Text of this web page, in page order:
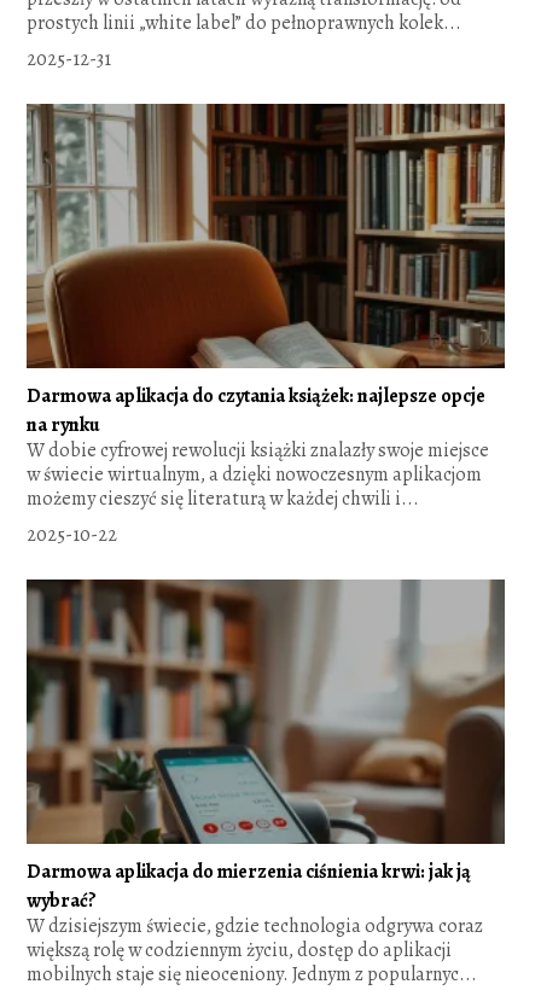
prostych linii „white label” do pełnoprawnych kolek...
2025-12-31
Darmowa aplikacja do czytania książek: najlepsze opcje
na rynku
W dobie cyfrowej rewolucji książki znalazły swoje miejsce
w świecie wirtualnym, a dzięki nowoczesnym aplikacjom
możemy cieszyć się literaturą w każdej chwili i...
2025-10-22
Darmowa aplikacja do mierzenia ciśnienia krwi: jak ją
wybrać?
W dzisiejszym świecie, gdzie technologia odgrywa coraz
większą rolę w codziennym życiu, dostęp do aplikacji
mobilnych staje się nieoceniony. Jednym z popularnyc...